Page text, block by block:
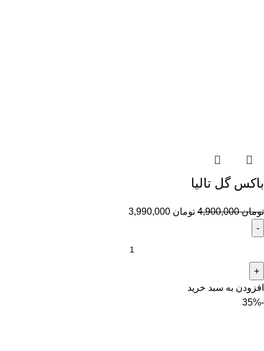
باکس گل تالیا
تومان4,900,000 تومان
افزودن به سبد خرید
-35%